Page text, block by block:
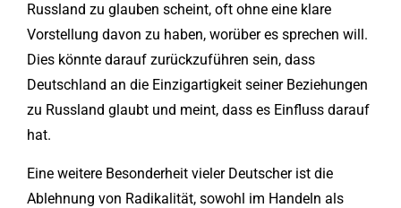
Russland zu glauben scheint, oft ohne eine klare
Vorstellung davon zu haben, worüber es sprechen will.
Dies könnte darauf zurückzuführen sein, dass
Deutschland an die Einzigartigkeit seiner Beziehungen
zu Russland glaubt und meint, dass es Einfluss darauf
hat.
Eine weitere Besonderheit vieler Deutscher ist die
Ablehnung von Radikalität, sowohl im Handeln als